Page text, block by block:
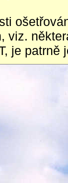
viz.
je patrně